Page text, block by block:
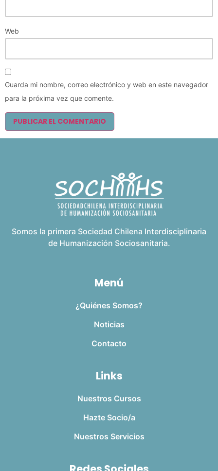
Web
Guarda mi nombre, correo electrónico y web en este navegador
para la próxima vez que comente.
Somos la primera Sociedad Chilena Interdisciplinaria
de Humanización Sociosanitaria.
Menú
¿Quiénes Somos?
Noticias
Contacto
Links
Nuestros Cursos
Hazte Socio/a
Nuestros Servicios